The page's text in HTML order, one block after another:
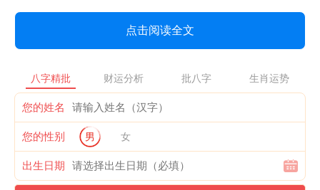
点击阅读全文
八字精批 财运分析 批八字 生肖运势
您的姓名
您的性别 男 女
出生日期